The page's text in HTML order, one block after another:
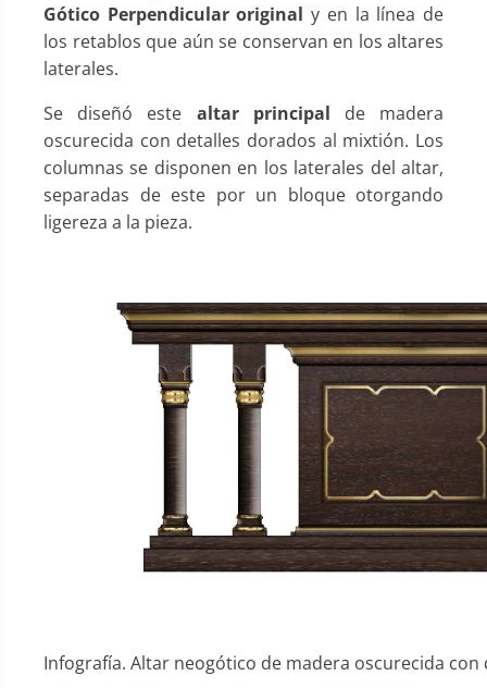
Gótico Perpendicular original y en la línea de
los retablos que aún se conservan en los altares
laterales.
Se diseñó este altar principal de madera
oscurecida con detalles dorados al mixtión. Los
columnas se disponen en los laterales del altar,
separadas de este por un bloque otorgando
ligereza a la pieza.
Infografía. Altar neogótico de madera oscurecida